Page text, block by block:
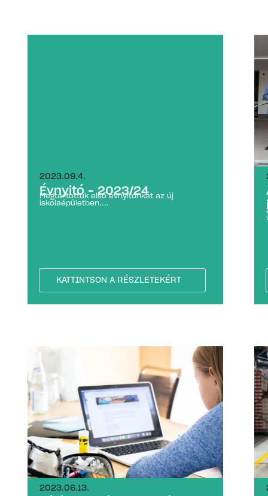
2023.09.4.
Évnyitó – 2023/24
Megtartottuk első évnyitónkat az új
iskolaépületben....
KATTINTSON A RÉSZLETEKÉRT
2023.06.13.